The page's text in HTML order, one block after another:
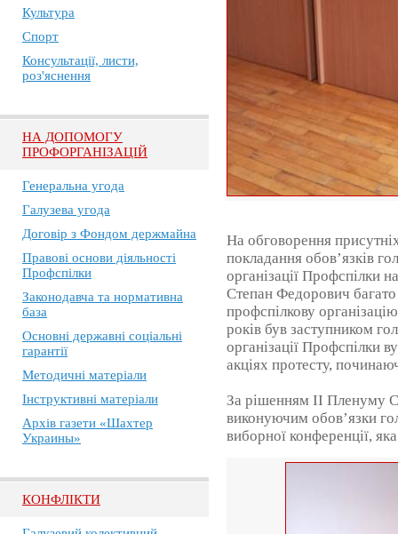
Культура
Спорт
Консультації, листи,
роз'яснення
НА ДОПОМОГУ
ПРОФОРГАНІЗАЦІЙ
Генеральна угода
Галузева угода
Договір з Фондом держмайна
Правові основи діяльності
Профспілки
Законодавча та нормативна
база
Основні державні соціальні
гарантії
Методичні матеріали
Інструктивні матеріали
Архів газети «Шахтер
Украины»
КОНФЛІКТИ
На обговорення
покладання обов’язків
організації Профспілки
Степан Федорович
профспілкову
років був заступником
організації Профспілки
акціях протесту,
За рішенням ІІ Пленуму
виконуючим обов’язки
виборної конференції,